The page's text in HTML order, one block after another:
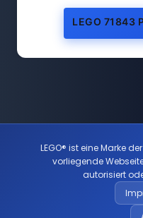
LEGO 71843
LEGO® ist eine Marke
vorliegende
autorisiert